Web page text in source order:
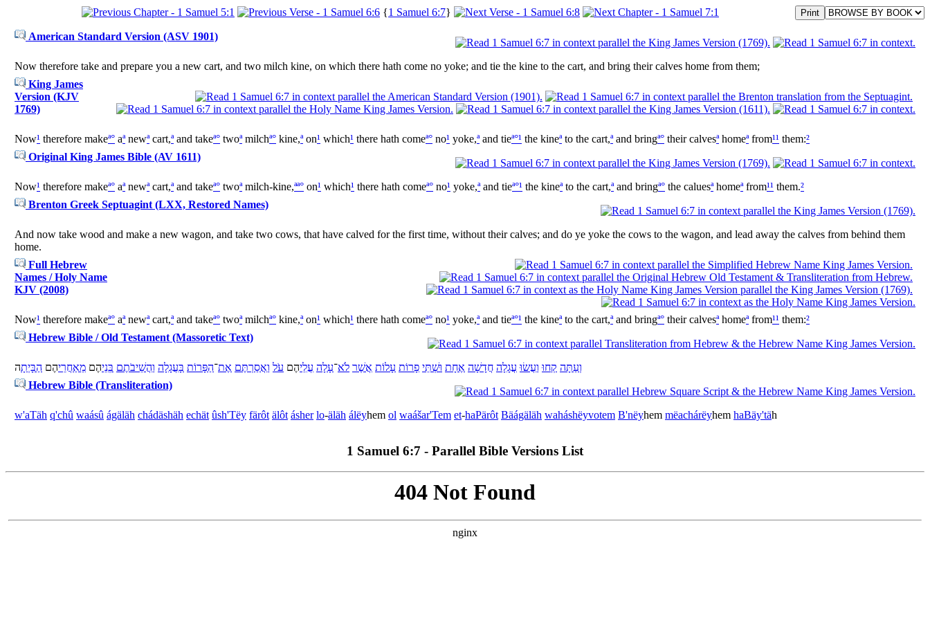
{1 Samuel 6:7}
American Standard Version (ASV 1901)
Now therefore take and prepare you a new cart, and two milch kine, on which there hath come no yoke; and tie the kine to the cart, and bring their calves home from them;
King James
Version (KJV
1769)
Now¹ therefore makeª° aªnewªcart,ªand takeª° twoªmilchª° kine,ªon¹ which¹ there hath comeª° no¹ yoke,ªand tieª°¹ the kineªto the cart,ªand bringª° their calvesªhomeªfrom¹¹ them:²
Original King James Bible (AV 1611)
Now¹ therefore makeª° aªnewªcart,ªand takeª° twoªmilch-kine,ªª° on¹ which¹ there hath comeª° no¹ yoke,ªand tieª°¹ the kineªto the cart,ªand bringª° the caluesªhomeªfrom¹¹ them.²
Brenton Greek Septuagint (LXX, Restored Names)
And now take wood and make a new wagon, and take two cows, that have calved for the first time, without their calves; and do ye yoke the cows to the wagon, and lead away the calves from behind them
home.
Full Hebrew
Names / Holy Name
KJV (2008)
Now¹ therefore makeª° aªnewªcart,ªand takeª° twoªmilchª° kine,ªon¹ which¹ there hath comeª° no¹ yoke,ªand tieª°¹ the kineªto the cart,ªand bringª° their calvesªhomeªfrom¹¹ them:²
Hebrew Bible / Old Testament (Massoretic Text)
וְעַתָּה קְחוּ וַעֲשׂוּ עֲגָלָה חֲדָשָׁה אֶחָת וּשְׁתֵּי פָרוֹת עָלוֹת אֲשֶׁר לֹא־עָלָה עֲלֵיהֶם עֹל וַאֲסַרְתֶּם אֶת־הַפָּרוֹת בָּעֲגָלָה וַהֲשֵׁיבֹתֶם בְּנֵיהֶם מֵאַחֲרֵיהֶם הַבָּיְתָה
Hebrew Bible (Transliteration)
w'aTäh q'chû waásû ágäläh chádäshäh echät ûsh'Tëy färôt älôt ásher lo-äläh álëyhem ol waášar'Tem et-haPärôt Bäágäläh waháshëyvotem B'nëyhem mëachárëyhem haBäy'täh
1 Samuel 6:7 - Parallel Bible Versions List